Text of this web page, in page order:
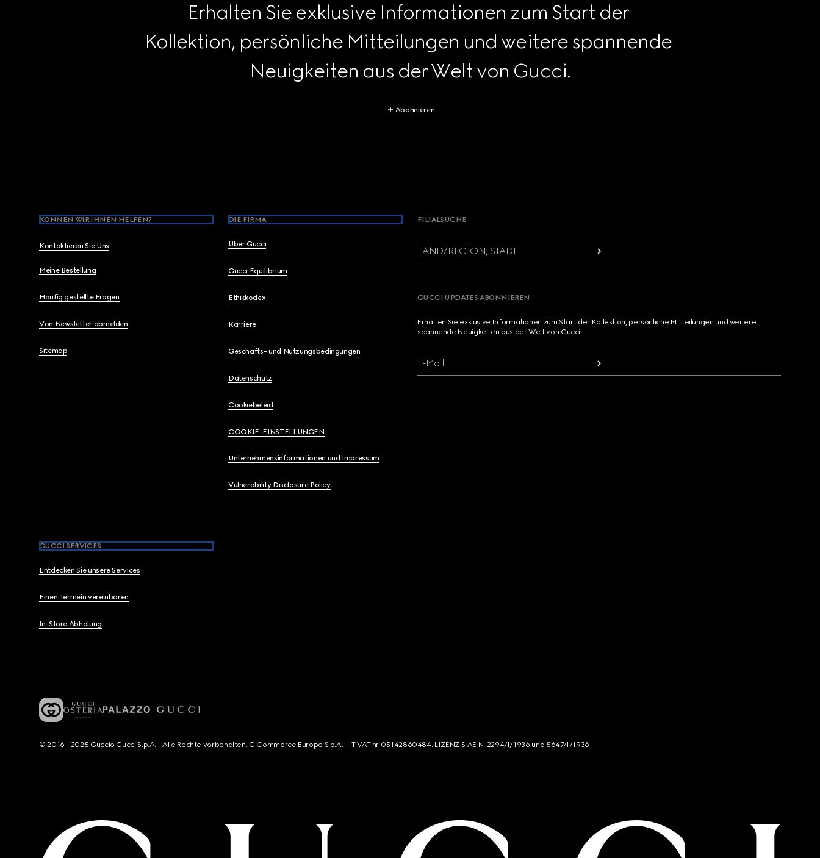
Erhalten Sie exklusive Informationen zum Start der
Kollektion, persönliche Mitteilungen und weitere spannende
Neuigkeiten aus der Welt von Gucci.
Abonnieren
KÖNNEN WIR IHNEN HELFEN?
Kontaktieren Sie Uns
Meine Bestellung
Häufig gestellte Fragen
Von Newsletter abmelden
Sitemap
DIE FIRMA
Über Gucci
Gucci Equilibrium
Ethikkodex
Karriere
Geschäfts- und Nutzungsbedingungen
Datenschutz
Cookiebeleid
COOKIE-EINSTELLUNGEN
Unternehmensinformationen und Impressum
Vulnerability Disclosure Policy
GUCCI SERVICES
Entdecken Sie unsere Services
Einen Termein vereinbaren
In-Store Abholung
FILIALSUCHE
LAND/REGION, STADT
GUCCI UPDATES ABONNIEREN
Erhalten Sie exklusive Informationen zum Start der Kollektion, persönliche Mitteilungen und weitere
spannende Neuigkeiten aus der Welt von Gucci.
E-Mail
© 2016 - 2025 Guccio Gucci S.p.A. - Alle Rechte vorbehalten. G Commerce Europe S.p.A. - IT VAT nr 05142860484. LIZENZ SIAE N. 2294/I/1936 und 5647/I/1936